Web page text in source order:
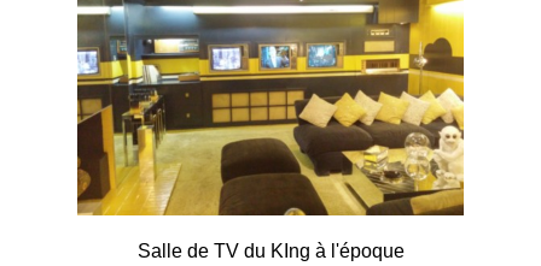
Salle de TV du KIng à l'époque